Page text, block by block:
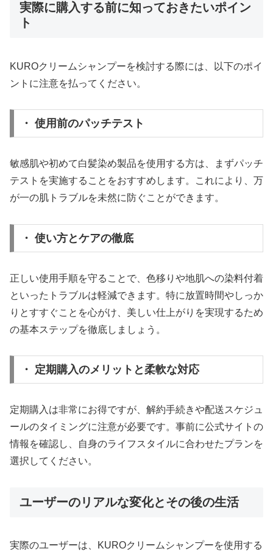
実際に購入する前に知っておきたいポイン
ト
KUROクリームシャンプーを検討する際には、以下のポイ
ントに注意を払ってください。
・ 使用前のパッチテスト
敏感肌や初めて白髪染め製品を使用する方は、まずパッチ
テストを実施することをおすすめします。これにより、万
が一の肌トラブルを未然に防ぐことができます。
・ 使い方とケアの徹底
正しい使用手順を守ることで、色移りや地肌への染料付着
といったトラブルは軽減できます。特に放置時間やしっか
りとすすぐことを心がけ、美しい仕上がりを実現するため
の基本ステップを徹底しましょう。
・ 定期購入のメリットと柔軟な対応
定期購入は非常にお得ですが、解約手続きや配送スケジュ
ールのタイミングに注意が必要です。事前に公式サイトの
情報を確認し、自身のライフスタイルに合わせたプランを
選択してください。
ユーザーのリアルな変化とその後の生活
実際のユーザーは、KUROクリームシャンプーを使用する